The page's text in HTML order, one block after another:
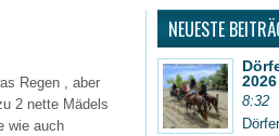
Regen , aber
2 nette Mädels
wie auch
NEUESTE
2026
8:32